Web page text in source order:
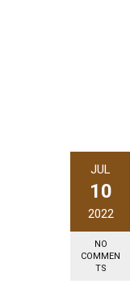
JUL
10
2022
NO
COMMEN
TS